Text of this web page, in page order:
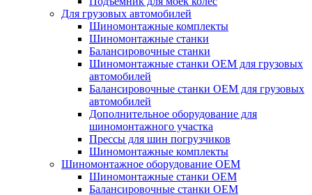
Для грузовых автомобилей
Шиномонтажные комплекты
Шиномонтажные станки
Балансировочные станки
Шиномонтажные станки ОЕМ для грузовых
автомобилей
Балансировочные станки ОЕМ для грузовых
автомобилей
Дополнительное оборудование для
шиномонтажного участка
Прессы для шин погрузчиков
Шиномонтажные комплекты
Шиномонтажное оборудование ОЕМ
Шиномонтажные станки ОЕМ
Балансировочные станки ОЕМ